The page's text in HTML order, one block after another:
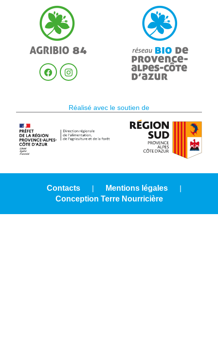
Réalisé avec le soutien de
Contacts | Mentions légales
|
Conception Terre Nourricière